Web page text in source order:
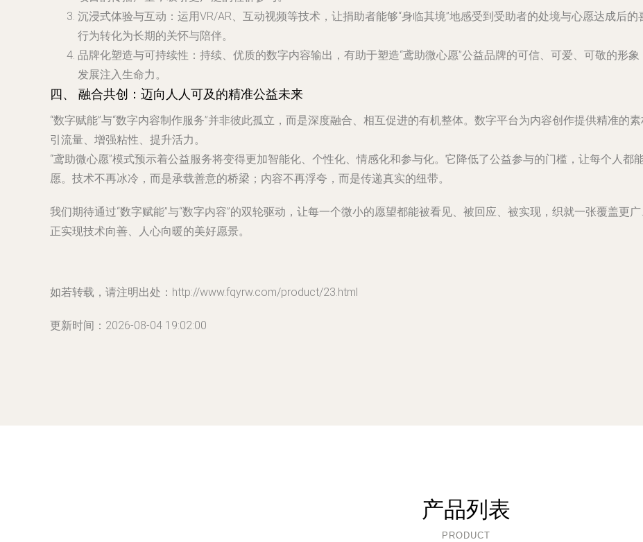
沉浸式体验与互动 ：运用VR/AR、互动视频等技术，让捐助者能够“身临其境”地感受到受助者的处境与心愿达成后
行为转化为长期的关怀与陪伴。
品牌化塑造与可持续性 ：持续、优质的数字内容输出，有助于塑造“鸢助微心愿”公益品牌的可信、可爱、可敬的形
发展注入生命力。
四、 融合共创：迈向人人可及的精准公益未来
“数字赋能”与“数字内容制作服务”并非彼此孤立，而是深度融合、相互促进的有机整体。数字平台为内容创作提供精准的
引流量、增强粘性、提升活力。
“鸢助微心愿”模式预示着公益服务将变得更加智能化、个性化、情感化和参与化。它降低了公益参与的门槛，让每个人
愿。技术不再冰冷，而是承载善意的桥梁；内容不再浮夸，而是传递真实的纽带。
我们期待通过“数字赋能”与“数字内容”的双轮驱动，让每一个微小的愿望都能被看见、被回应、被实现，织就一张覆盖更
正实现技术向善、人心向暖的美好愿景。
如若转载，请注明出处：http://www.fqyrw.com/product/23.html
更新时间：2026-08-04 19:02:00
产品列表
PRODUCT